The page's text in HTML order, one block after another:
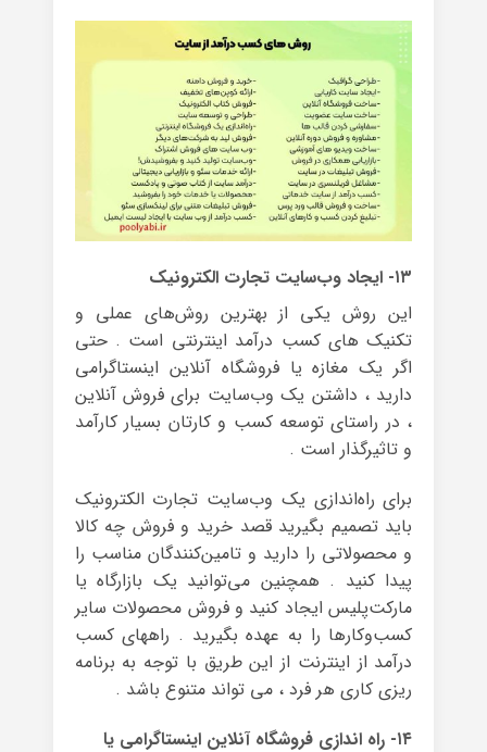
۱۳- ایجاد وب‌سایت تجارت الکترونیک
این روش یکی از بهترین روش‌های عملی و
تکنیک های کسب درآمد اینترنتی است . حتی
اگر یک مغازه یا فروشگاه آنلاین اینستاگرامی
دارید ، داشتن یک وب‌سایت برای فروش آنلاین
، در راستای توسعه کسب و کارتان بسیار کارآمد
و تاثیرگذار است .
برای راه‌اندازی یک وب‌سایت تجارت الکترونیک
باید تصمیم بگیرید قصد خرید و فروش چه کالا
و محصولاتی را دارید و تامین‌کنندگان مناسب را
پیدا کنید . همچنین می‌توانید یک بازارگاه یا
مارکت‌پلیس ایجاد کنید و فروش محصولات سایر
کسب‌وکارها را به عهده بگیرید . راههای کسب
درآمد از اینترنت از این طریق با توجه به برنامه
ریزی کاری هر فرد ، می تواند متنوع باشد .
۱۴- راه اندازی فروشگاه آنلاین اینستاگرامی یا